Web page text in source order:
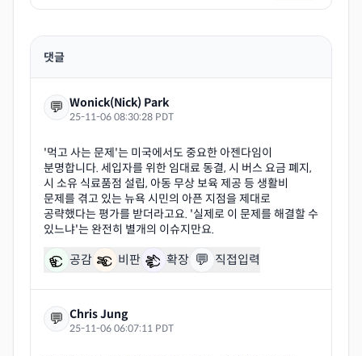
댓글
💬 Wonick(Nick) Park
25-11-06 08:30:28 PDT
'먹고 사는 문제'는 미국에서도 중요한 아젠다임이
분명합니다. 세입자를 위한 임대료 동결, 시 버스 요금 폐지,
시 소유 식료품점 설립, 아동 무상 보육 제공 등 생활비
문제를 겪고 있는 뉴욕 시민의 아픈 지점을 제대로
공략했다는 평가를 받더라고요. '실제로 이 문제를 해결할 수
공감 비판 확장 💬 직접입력
💬 Chris Jung
25-11-06 06:07:11 PDT